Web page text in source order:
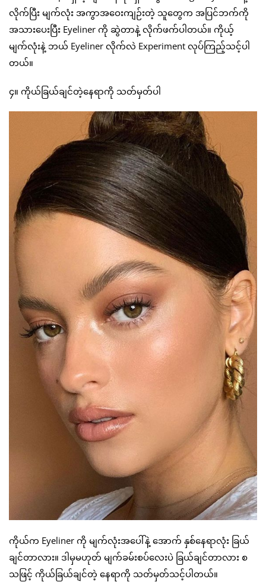
လိုက်ပြီး မျက်လုံး အကွာအဝေးကျဉ်းတဲ့ သူတွေက အပြင်ဘက်ကို
အသားပေးပြီး Eyeliner ကို ဆွဲတာနဲ့ လိုက်ဖက်ပါတယ်။ ကိုယ့်
မျက်လုံးနဲ့ ဘယ် Eyeliner လိုက်လဲ Experiment လုပ်ကြည့်သင့်ပါ
တယ်။
၄။ ကိုယ်ခြယ်ချင်တဲ့နေရာကို သတ်မှတ်ပါ
ကိုယ်က Eyeliner ကို မျက်လုံးအပေါ်နဲ့ အောက် နှစ်နေရာလုံး ခြယ်
ချင်တာလား။ ဒါမှမဟုတ် မျက်ခမ်းစပ်လေးပဲ ခြယ်ချင်တာလား စ
သဖြင့် ကိုယ်ခြယ်ချင်တဲ့ နေရာကို သတ်မှတ်သင့်ပါတယ်။